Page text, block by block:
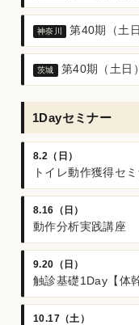
神奈川 第40期（土
茨城 第40期（土日
1Dayセミナー
8.2（日）
トイレ動作獲得セ
8.16（日）
動作分析実践講座
9.20（日）
触診基礎1Day【体幹
10.17（土）